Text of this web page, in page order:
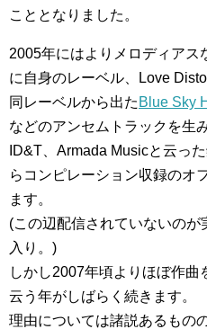
こととなりました。
2005年にはよりメロディアス
に自身のレーベル、Love
同レーベルから出た Blue Sky
などのアンセムトラックを生
ID&T、Armada Musicと云っ
らコンピレーション収録のオ
ます。
(この辺配信されていないの
入り。)
しかし2007年頃よりほぼ作曲
云う年がしばらく続きます。
理由については諸説あるもの